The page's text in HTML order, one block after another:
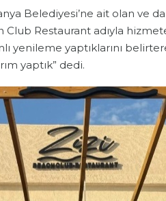
Belediyesi’ne ait olan ve
Club Restaurant adıyla
yenileme yaptıklarını
yaptık” dedi.
Başkan Erdem’den EİDS hakkında önemli açıklama!